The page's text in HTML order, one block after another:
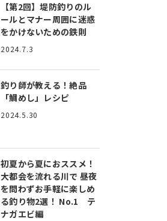
【第2回】堤防釣りのル
ールとマナー周囲に迷惑
をかけないための鉄則
2024.7.3
釣り師が教える！絶品
「鯛めし」レシピ
2024.5.30
初夏から夏におススメ！
大都会を流れる川で 昼夜
を問わずお手軽に楽しめ
る釣り物2選！ No.1 テ
ナガエビ編